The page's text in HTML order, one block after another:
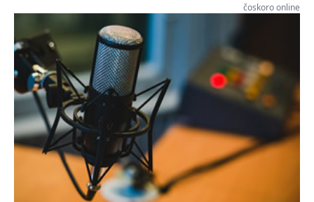
čoskoro online